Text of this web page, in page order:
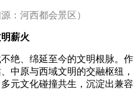
：河西都会景区）
薪火
绝、绵延至今的文明根脉。作
中原与西域文明的交融枢纽，
元文化碰撞共生，沉淀出兼容